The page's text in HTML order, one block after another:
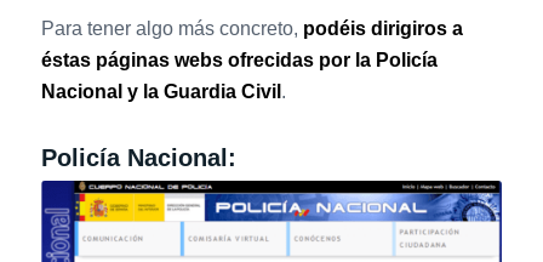
Para tener algo más concreto, podéis dirigiros a
éstas páginas webs ofrecidas por la Policía
Nacional y la Guardia Civil .
Policía Nacional: